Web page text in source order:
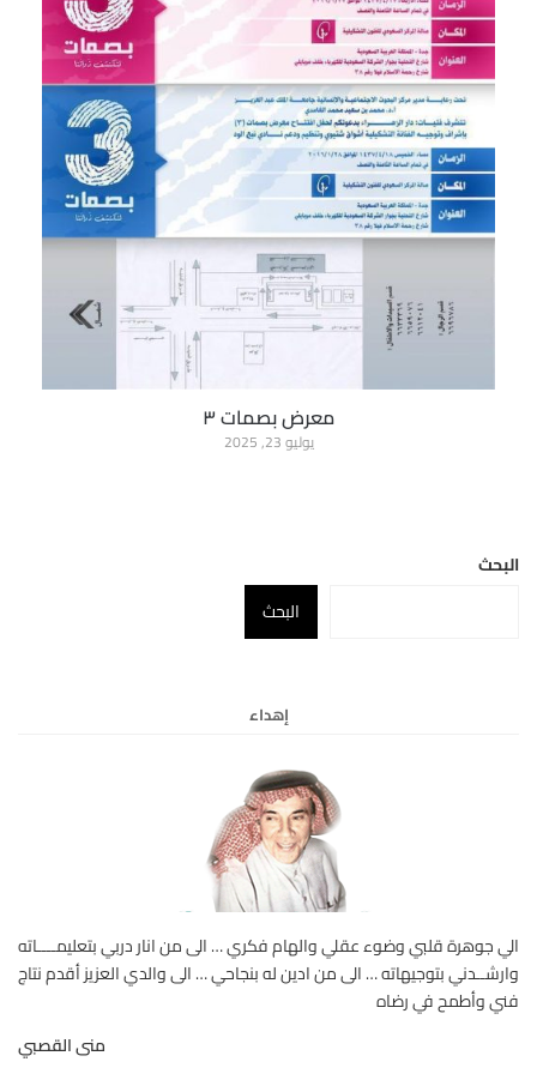
معرض بصمات ٣
يوليو 23, 2025
البحث
البحث
إهداء
الي جوهرة قلبي وضوء عقلي والهام فكري … الى من انار دربي بتعليمــــاته
وارشــدني بتوجيهاته … الى من ادين له بنجاحي … الى والدي العزيز أقدم نتاج
فني وأطمح في رضاه
منى القصبي